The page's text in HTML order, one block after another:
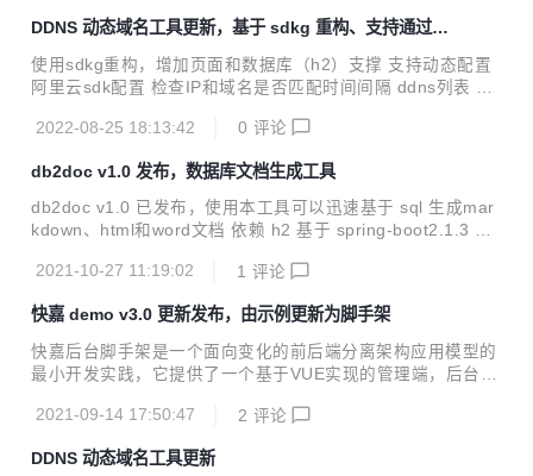
postgresql/sqlserver等 支持导出数据库文档，支持word、m
arkdown和html 封装Docker，同时支持arm和x86架构
DDNS 动态域名工具更新，基于 sdkg 重构、支持通过浏
览器动态配置、多 ddns 解析等
使用sdkg重构，增加页面和数据库（h2）支撑 支持动态配置
阿里云sdk配置 检查IP和域名是否匹配时间间隔 ddns列表 支
2022-08-25 18:13:42
0 评论
db2doc v1.0 发布，数据库文档生成工具
db2doc v1.0 已发布，使用本工具可以迅速基于 sql 生成mar
kdown、html和word文档 依赖 h2 基于 spring-boot2.1.3 基
驱动 封装 Docker，同时支持 arm 和 x86 架构
2021-10-27 11:19:02 1 评论
快嘉 demo v3.0 更新发布，由示例更新为脚手架
快嘉后台脚手架是一个面向变化的前后端分离架构应用模型的
最小开发实践，它提供了一个基于VUE实现的管理端，后台接
登出、用户管理等基础功能。 快嘉后台脚手架基于maven多
模块，让代码生成技术无缝融合到开发者的日常开发过程中，
2021-09-14 17:50:47 2 评论
DDNS 动态域名工具更新